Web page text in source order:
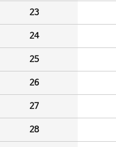
23
24
25
26
27
28